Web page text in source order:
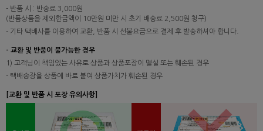
- 반품 시 : 반송료 3,000원
(반품상품을 제외한금액이 10만원 미만 시 초기 배송료 2,500원 청구)
- 기타 택배사를 이용하여 교환, 반품 시 선불요금으로 결제 후 발송하셔야 합니다.
- 교환 및 반품이 불가능한 경우
1) 고객님이 책임있는 사유로 상품과 상품포장이 멸실 또는 훼손된 경우
- 택배송장을 상품에 바로 붙여 상품가치가 훼손된 경우
[교환 및 반품 시 포장 유의사항]